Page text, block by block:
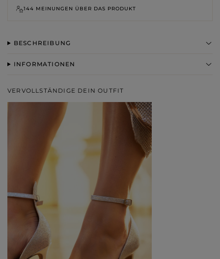
144 MEINUNGEN ÜBER DAS PRODUKT
BESCHREIBUNG
INFORMATIONEN
VERVOLLSTÄNDIGE DEIN OUTFIT